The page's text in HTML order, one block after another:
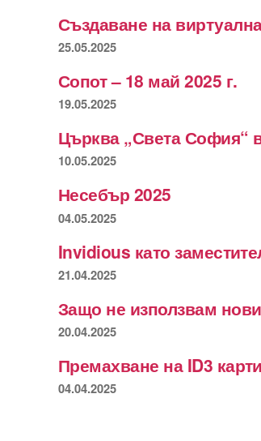
Създаване на
25.05.2025
Сопот – 18 май 2025 г.
19.05.2025
Църква „Света София“
10.05.2025
Несебър 2025
04.05.2025
Invidious като
21.04.2025
Защо не използвам
20.04.2025
Премахване на ID3
04.04.2025